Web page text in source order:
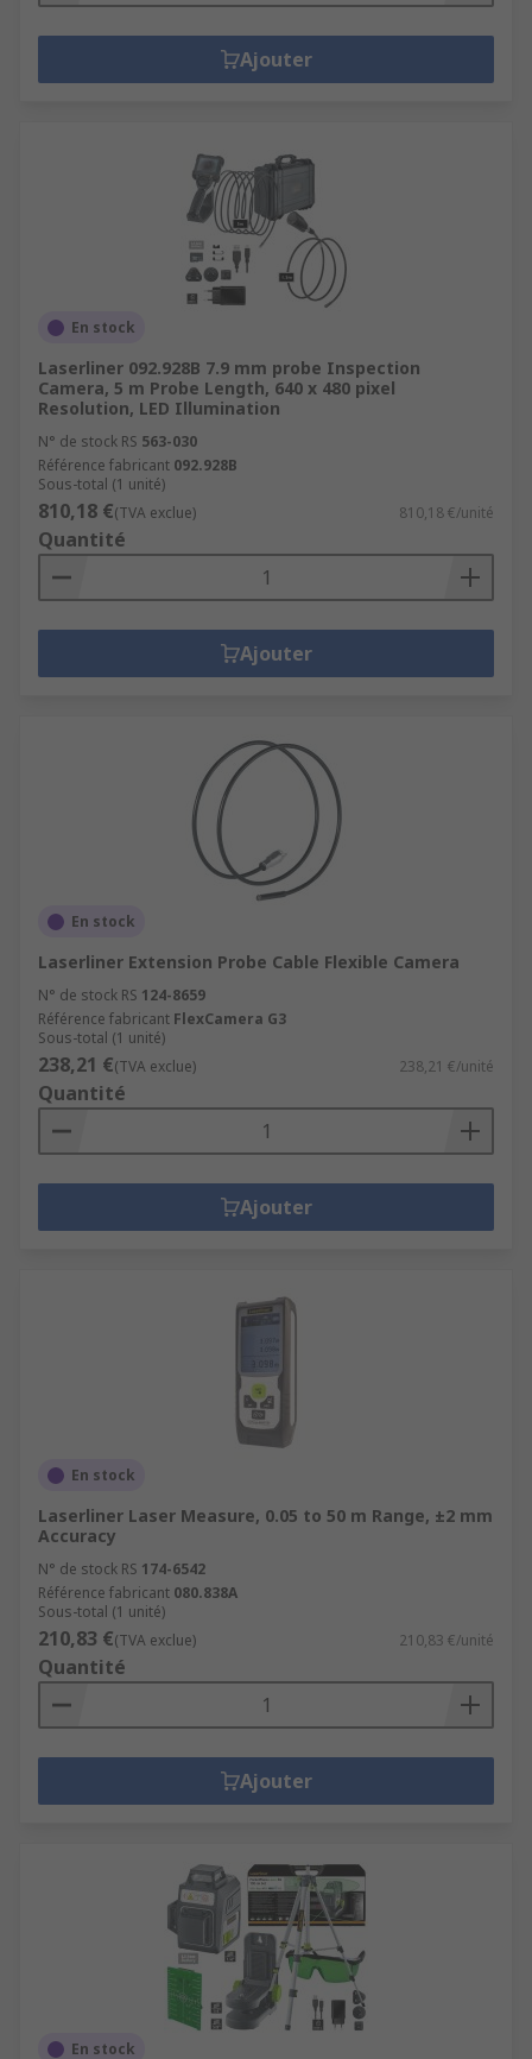
Ajouter
En stock
Laserliner 092.928B 7.9 mm probe Inspection
Camera, 5 m Probe Length, 640 x 480 pixel
Resolution, LED Illumination
N° de stock RS 563-030
Référence fabricant 092.928B
Sous-total (1 unité)
810,18 €(TVA exclue) 810,18 €/unité
Quantité
Ajouter
En stock
Laserliner Extension Probe Cable Flexible Camera
N° de stock RS 124-8659
Référence fabricant FlexCamera G3
Sous-total (1 unité)
238,21 €(TVA exclue) 238,21 €/unité
Quantité
Ajouter
En stock
Laserliner Laser Measure, 0.05 to 50 m Range, ±2 mm
Accuracy
N° de stock RS 174-6542
Référence fabricant 080.838A
Sous-total (1 unité)
210,83 €(TVA exclue) 210,83 €/unité
Quantité
Ajouter
En stock